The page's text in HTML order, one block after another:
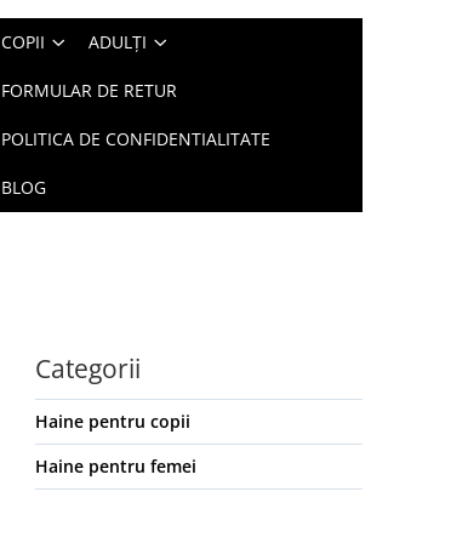
COPII ADULȚI
FORMULAR DE RETUR
POLITICA DE CONFIDENTIALITATE
BLOG
Categorii
Haine pentru copii
Haine pentru femei